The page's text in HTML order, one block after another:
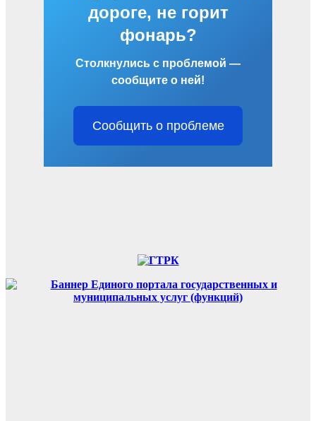
дороге, не горит
фонарь?
Столкнулись с проблемой —
сообщите о ней!
Сообщить о проблеме